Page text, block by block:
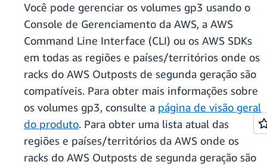
Você pode gerenciar os volumes gp3 usando o
Console de Gerenciamento da AWS, a AWS
Command Line Interface (CLI) ou os AWS SDKs
em todas as regiões e países/territórios onde os
racks do AWS Outposts de segunda geração são
compatíveis. Para obter mais informações sobre
os volumes gp3, consulte a página de visão geral
do produto. Para obter uma lista atual das
regiões e países/territórios da AWS onde os
racks do AWS Outposts de segunda geração são